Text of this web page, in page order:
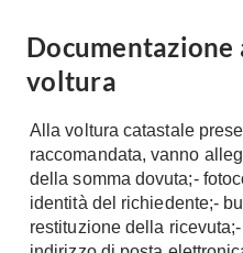
Arredo Bagno
Sanitari
Idromassaggio
Accessori Bagno
Rubinetteria
Vasche da Bagno
voltura
Alla voltura catastale
raccomandata, vanno
della somma dovuta;-
identità del richiedente;-
restituzione della